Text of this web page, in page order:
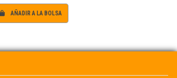
AÑADIR A LA BOLSA